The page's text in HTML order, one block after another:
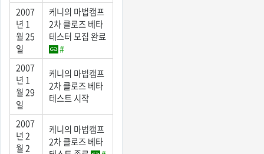
2007
년 1
월 25
일
케니의 마법캠프
2차 클로즈 베타
테스터 모집 완료
#
2007
년 1
월 29
일
케니의 마법캠프
2차 클로즈 베타
테스트 시작
2007
년 2
월 2
케니의 마법캠프
2차 클로즈 베타